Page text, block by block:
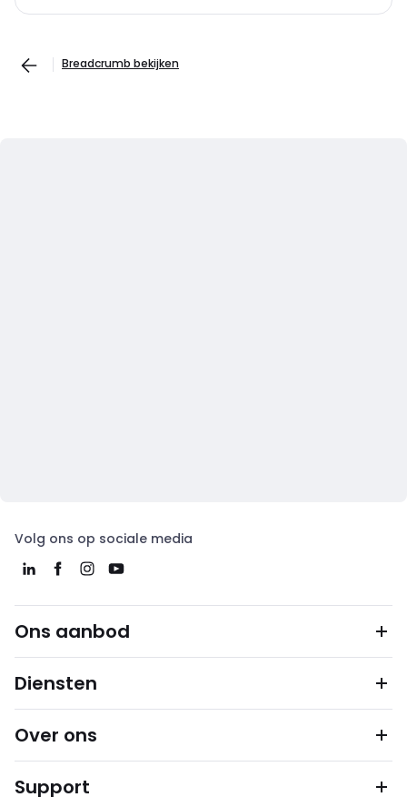
Breadcrumb bekijken
Volg ons op sociale media
Ons aanbod
Diensten
Over ons
Support